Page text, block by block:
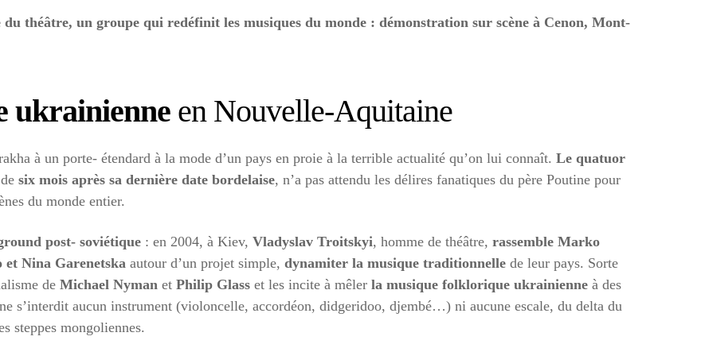
théâtre, un groupe qui redéfinit les musiques du monde : démonstration sur scène à Cenon, Mont-
ukrainienne en Nouvelle-Aquitaine
à un porte- étendard à la mode d’un pays en proie à la terrible actualité qu’on lui connaît. Le quatuor
six mois après sa dernière date bordelaise, n’a pas attendu les délires fanatiques du père Poutine pour
du monde entier.
post- soviétique : en 2004, à Kiev, Vladyslav Troitskyi, homme de théâtre, rassemble Marko
Nina Garenetska autour d’un projet simple, dynamiter la musique traditionnelle de leur pays. Sorte
de Michael Nyman et Philip Glass et les incite à mêler la musique folklorique ukrainienne à des
s’interdit aucun instrument (violoncelle, accordéon, didgeridoo, djembé…) ni aucune escale, du delta du
steppes mongoliennes.